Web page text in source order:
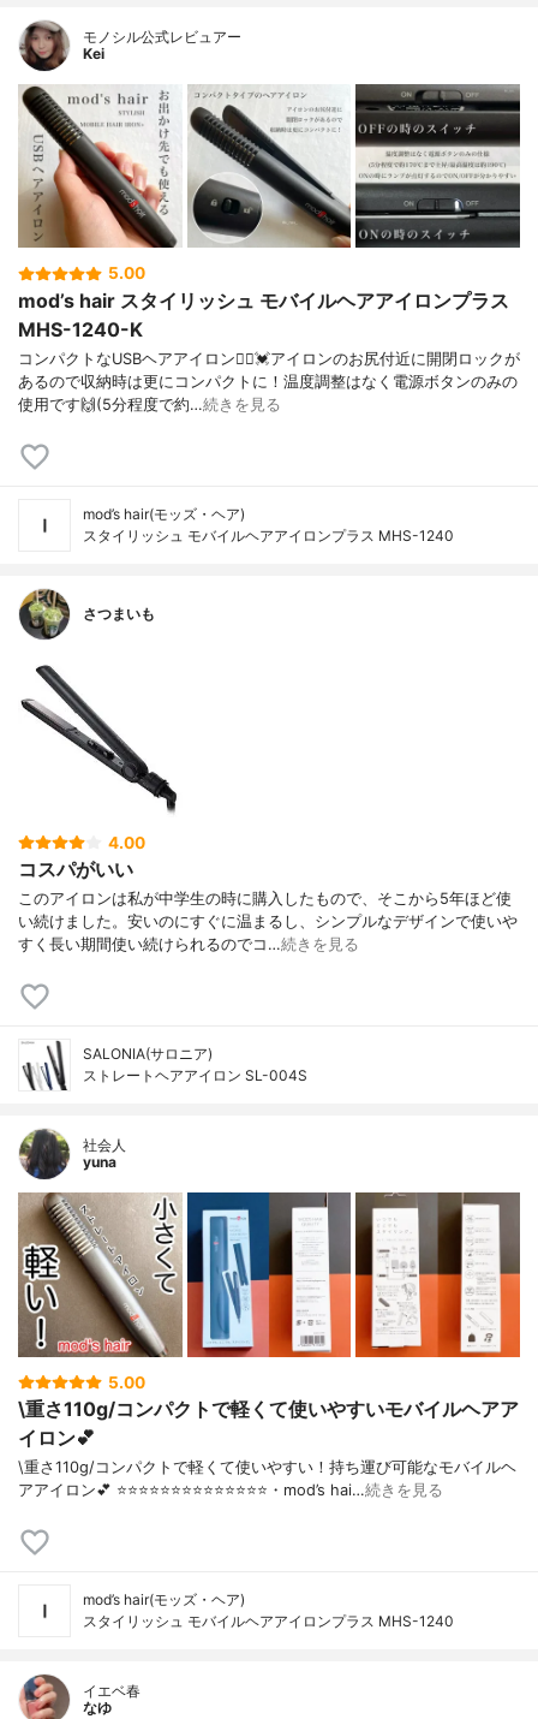
モノシル公式レビュアー
Kei
5.00
mod’s hair スタイリッシュ モバイルヘアアイロンプラス
MHS-1240-K
コンパクトなUSBヘアアイロン🙆‍♀️💓アイロンのお尻付近に開閉ロックが
あるので収納時は更にコンパクトに！温度調整はなく電源ボタンのみの
使用です🙌(5分程度で約…続きを見る
mod’s hair(モッズ・ヘア)
スタイリッシュ モバイルヘアアイロンプラス MHS-1240
さつまいも
4.00
コスパがいい
このアイロンは私が中学生の時に購入したもので、そこから5年ほど使
い続けました。安いのにすぐに温まるし、シンプルなデザインで使いや
すく長い期間使い続けられるのでコ…続きを見る
SALONIA(サロニア)
ストレートヘアアイロン SL-004S
社会人
yuna
5.00
\重さ110g/コンパクトで軽くて使いやすいモバイルヘアア
イロン💕
\重さ110g/コンパクトで軽くて使いやすい！持ち運び可能なモバイルヘ
アアイロン💕 ⭐️⭐️⭐️⭐️⭐️⭐️⭐️⭐️⭐️⭐️⭐️⭐️⭐️⭐️・mod’s hai…続きを見る
mod’s hair(モッズ・ヘア)
スタイリッシュ モバイルヘアアイロンプラス MHS-1240
イエベ春
なゆ